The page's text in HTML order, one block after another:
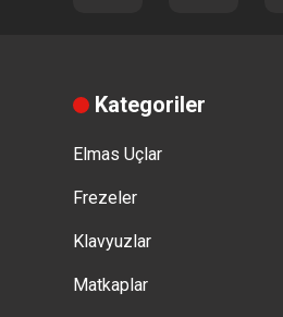
Kategoriler
Elmas Uçlar
Frezeler
Klavyuzlar
Matkaplar